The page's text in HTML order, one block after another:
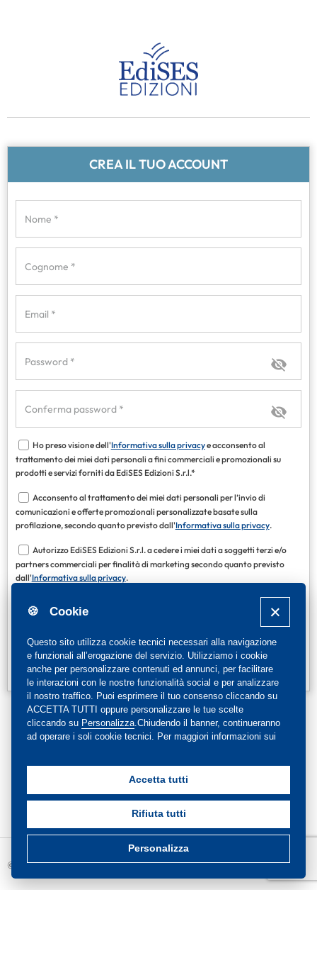
🍪 Cookie
Questo sito utilizza cookie tecnici necessari alla navigazione
e funzionali all’erogazione del servizio. Utilizziamo i cookie
anche per personalizzare contenuti ed annunci, per facilitare
le interazioni con le nostre funzionalità social e per analizzare
il nostro traffico. Puoi esprimere il tuo consenso cliccando su
ACCETTA TUTTI oppure personalizzare le tue scelte
cliccando su Personalizza .Chiudendo il banner, continueranno
ad operare i soli cookie tecnici. Per maggiori informazioni sui
Accetta tutti
Rifiuta tutti
Personalizza
CREA IL TUO ACCOUNT
Nome *
Cognome *
Email *
Password *
Conferma password *
Ho preso visione dell'Informativa sulla privacye acconsento al
trattamento dei miei dati personali a fini commerciali e promozionali su
prodotti e servizi forniti da EdiSES Edizioni S.r.l.*
Acconsento al trattamento dei miei dati personali per l’invio di
comunicazioni e offerte promozionali personalizzate basate sulla
profilazione, secondo quanto previsto dall'Informativa sulla privacy.
Autorizzo EdiSES Edizioni S.r.l. a cedere i miei dati a soggetti terzi e/o
partners commerciali per finalità di marketing secondo quanto previsto
dall'Informativa sulla privacy.
REGISTRATI
Hai già un account?Accedi
© Copyright 2025 - EdiSES Edizioni srl
Assistenza clienti